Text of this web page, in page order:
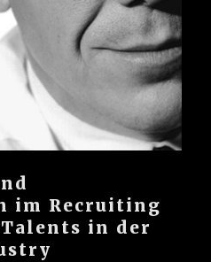
im Recruiting
in der